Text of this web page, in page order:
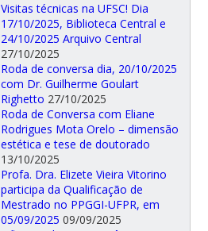
Visitas técnicas na UFSC! Dia
17/10/2025, Biblioteca Central e
24/10/2025 Arquivo Central
27/10/2025
Roda de conversa dia, 20/10/2025
com Dr. Guilherme Goulart
Righetto 27/10/2025
Roda de Conversa com Eliane
Rodrigues Mota Orelo – dimensão
estética e tese de doutorado
13/10/2025
Profa. Dra. Elizete Vieira Vitorino
participa da Qualificação de
Mestrado no PPGGI-UFPR, em
05/09/2025 09/09/2025